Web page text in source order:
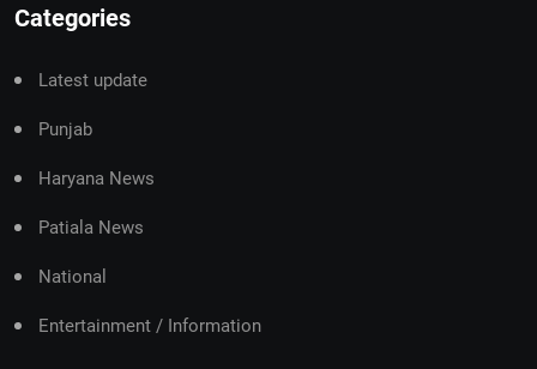
Categories
Latest update
Punjab
Haryana News
Patiala News
National
Entertainment / Information